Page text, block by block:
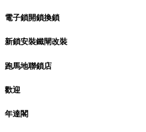
電子鎖開鎖換鎖
新鎖安裝鐵閘改裝
跑馬地聯鎖店
歡迎
年達閣